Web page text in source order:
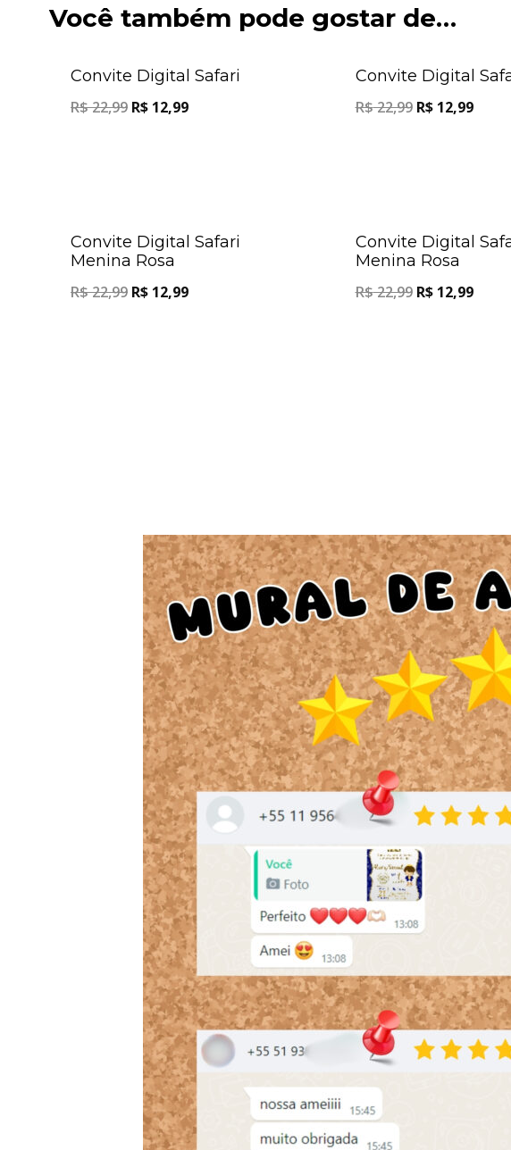
Você também pode gostar de…
Convite Digital Safari
R$22,99 R$ 12,99
Convite Digital
R$22,99 R$12,99
Convite Digital Safari
Menina Rosa
R$22,99 R$ 12,99
Convite Digital
Menina Rosa
R$22,99 R$12,99